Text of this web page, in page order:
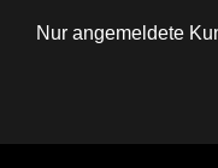
Nur angemeldete